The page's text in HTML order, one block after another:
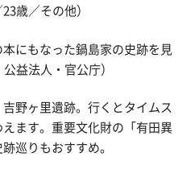
歳／その他）
にもなった鍋島家の史跡を見
益法人・官公庁）
野ヶ里遺跡。行くとタイムス
ます。重要文化財の「有田異
巡りもおすすめ。